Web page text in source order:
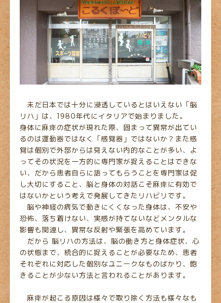
未だ日本では十分に浸透しているとはいえない「脳
リハ」は、1980年代にイタリアで始まりました。
身体に麻痺の症状が現れた際、固まって異常が出てい
るのは運動器ではなく「感覚器」ではないか？また感
覚は個別で外部からは見えない内的なことが多い、よ
ってその状況を一方的に専門家が捉えることはできな
い、だから患者自らに語ってもらうことを専門家は促
し大切にすること、脳と身体の対話こそ麻痺に有効で
はないかという考えで発展してきたリハビリです。
脳や神経の病気で動きにくくなった身体は、不安や
恐怖、落ち着けない、実感が持てないなどメンタルな
影響も関連し、異常な反射や緊張を高めています。
だから 脳リハの方法は、脳の働き方と身体症状、心
の状態まで、統合的に捉えることが必要なため、患者
それぞれに対応した個別なユニークなものばかり、飽
きることが少ない方法と言われることがあります。
麻痺が起こる原因は様々で取り除く方法も様々なも